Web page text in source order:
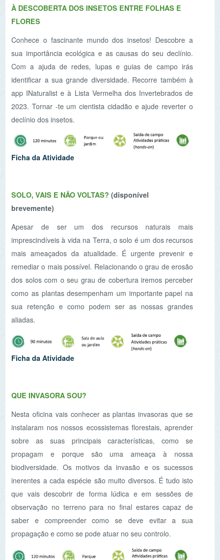
2023. Tornar -te um cientista cidadão e ajude reverter o
declínio dos insetos.
Ficha da Atividade
brevemente)
Apesar de ser um dos recursos naturais mais
mais ameaçados da atualidade. É urgente prevenir e
remediar o mais possível. Relacionando o grau de erosão
sua retenção e como podem ser as nossas grandes
aliadas.
Ficha da Atividade
QUE INVASORA SOU?
Nesta oficina vais conhecer as plantas invasoras que se
instalaram nos nossos ecossistemas florestais, aprender
sobre as suas principais características, como se
propagam e porque são uma ameaça à nossa
biodiversidade. Os motivos da invasão e os sucessos
inerentes a cada espécie são muito diversos. É tudo isto
que vais descobrir de forma lúdica e em sessões de
propagação e como se pode atuar no seu controlo.
Ficha da Atividade
O RIO PELO TEU OLHAR
experiência sem fim. Muitos são os seres que nele
habitam e que dele dependem marcando o ritmo das
estações. Cheiros, cores, sons e texturas invadem os